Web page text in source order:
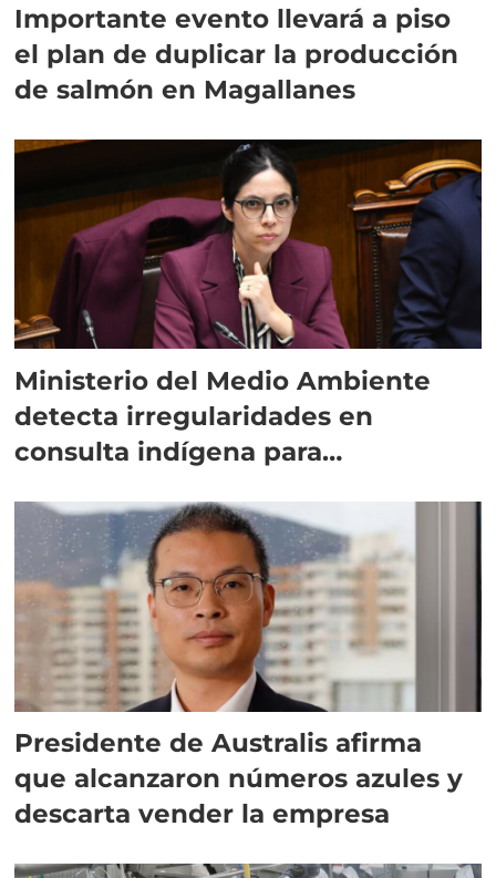
Importante evento llevará a piso
el plan de duplicar la producción
de salmón en Magallanes
Ministerio del Medio Ambiente
detecta irregularidades en
consulta indígena para
Presidente de Australis afirma
que alcanzaron números azules y
descarta vender la empresa